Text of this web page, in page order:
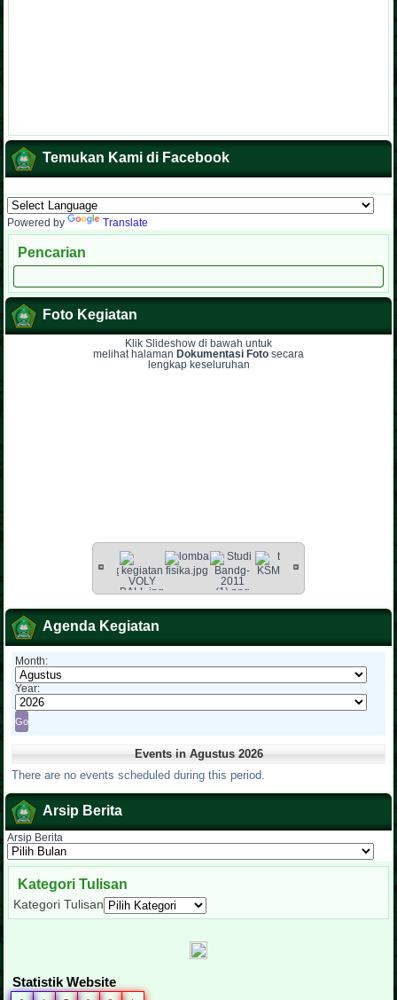
Temukan Kami di Facebook
Powered by Translate
Pencarian
Foto Kegiatan
Klik Slideshow di bawah untuk
melihat halaman Dokumentasi Foto secara
lengkap keseluruhan
Agenda Kegiatan
Month:
Year:
Events in Agustus 2026
There are no events scheduled during this period.
Arsip Berita
Arsip Berita
Kategori Tulisan
Kategori Tulisan
Statistik Website